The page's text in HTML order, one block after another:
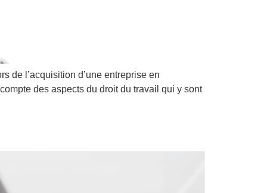
de l’acquisition d’une entreprise en
des aspects du droit du travail qui y sont